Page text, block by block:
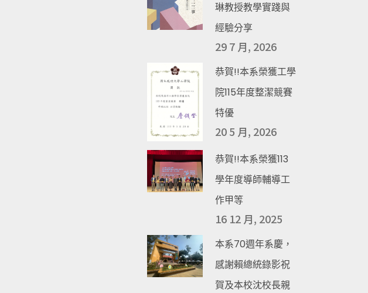
琳教授教學實踐與
經驗分享
29 7 月, 2026
恭賀!!本系榮獲工學
院115年度整潔競賽
特優
20 5 月, 2026
恭賀!!本系榮獲113
學年度導師輔導工
作甲等
16 12 月, 2025
本系70週年系慶，
感謝賴總統錄影祝
賀及本校沈校長親